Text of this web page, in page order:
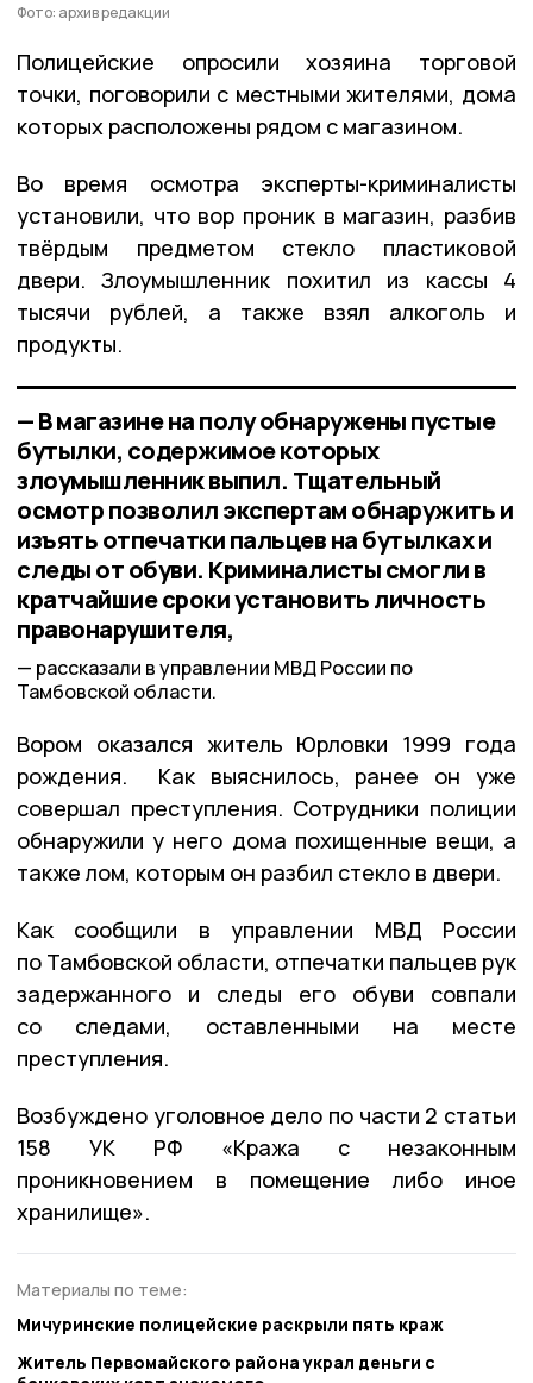
Фото: архив редакции
Полицейские опросили хозяина торговой
точки, поговорили с местными жителями, дома
которых расположены рядом с магазином.
Во время осмотра эксперты-криминалисты
установили, что вор проник в магазин, разбив
твёрдым предметом стекло пластиковой
двери. Злоумышленник похитил из кассы 4
тысячи рублей, а также взял алкоголь и
продукты.
— В магазине на полу обнаружены пустые
бутылки, содержимое которых
злоумышленник выпил. Тщательный
осмотр позволил экспертам обнаружить и
изъять отпечатки пальцев на бутылках и
следы от обуви. Криминалисты смогли в
кратчайшие сроки установить личность
правонарушителя,
рассказали в управлении МВД России по
Тамбовской области.
Вором оказался житель Юрловки 1999 года
рождения. Как выяснилось, ранее он уже
совершал преступления. Сотрудники полиции
обнаружили у него дома похищенные вещи, а
также лом, которым он разбил стекло в двери.
Как сообщили в управлении МВД России
по Тамбовской области, отпечатки пальцев рук
задержанного и следы его обуви совпали
со следами, оставленными на месте
преступления.
Возбуждено уголовное дело по части 2 статьи
158 УК РФ «Кража с незаконным
проникновением в помещение либо иное
хранилище».
Материалы по теме:
Мичуринские полицейские раскрыли пять краж
Житель Первомайского района украл деньги с